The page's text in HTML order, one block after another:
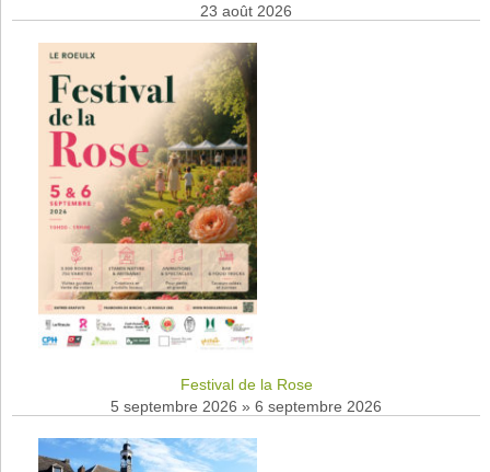
23 août 2026
Festival de la Rose
5 septembre 2026 » 6 septembre 2026